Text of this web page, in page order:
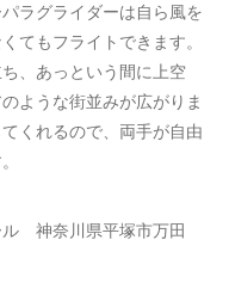
ラグライダーは自ら風を
てもフライトできます。
、あっという間に上空
ような街並みが広がりま
くれるので、両手が自由
ル 神奈川県平塚市万田